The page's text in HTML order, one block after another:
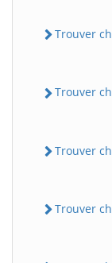
Trouver
Trouver
Trouver
Trouver